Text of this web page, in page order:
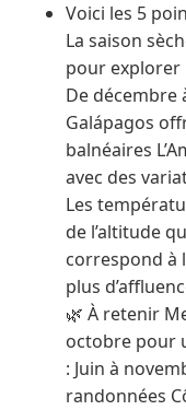
Voici les 5
La saison
pour explorer
De décembre
Galápagos
balnéaires
avec des
Les
de l’altitude
correspond à
plus
🌿 À retenir
octobre pour
: Juin à
randonnées